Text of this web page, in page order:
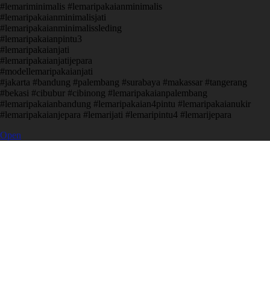
#lemariminimalis #lemaripakaianminimalis
#lemaripakaianminimalisjati
#lemaripakaianminimalissleding
#lemaripakaianpintu3
#lemaripakaianjati
#lemaripakaianjatijepara
#modellemaripakaianjati
#jakarta #bandung #palembang #surabaya #makassar #tangerang
#bekasi #cibubur #cibinong #lemaripakaianpalembang
#lemaripakaianbandung #lemaripakaian4pintu #lemaripakaianukir
#lemaripakaianjepara #lemarijati #lemaripintu4 #lemarijepara
Open